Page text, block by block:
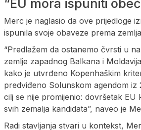
“EU mora ispuniti
Merc je naglasio da ove prijedloge
ispunila svoje obaveze prema
“Predlažem da ostanemo čvrsti u
zemlje zapadnog Balkana i
kako je utvrđeno Kopenhaškim
predviđeno Solunskom agendom iz
cilj se nije promijenio: dovršetak EU
svih zemalja kandidata”, naveo je
Radi stavljanja stvari u kontekst,